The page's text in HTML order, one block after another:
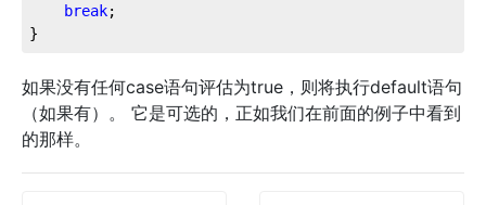
break;
}
如果没有任何case语句评估为true，则将执行default语句
（如果有）。 它是可选的，正如我们在前面的例子中看到
的那样。